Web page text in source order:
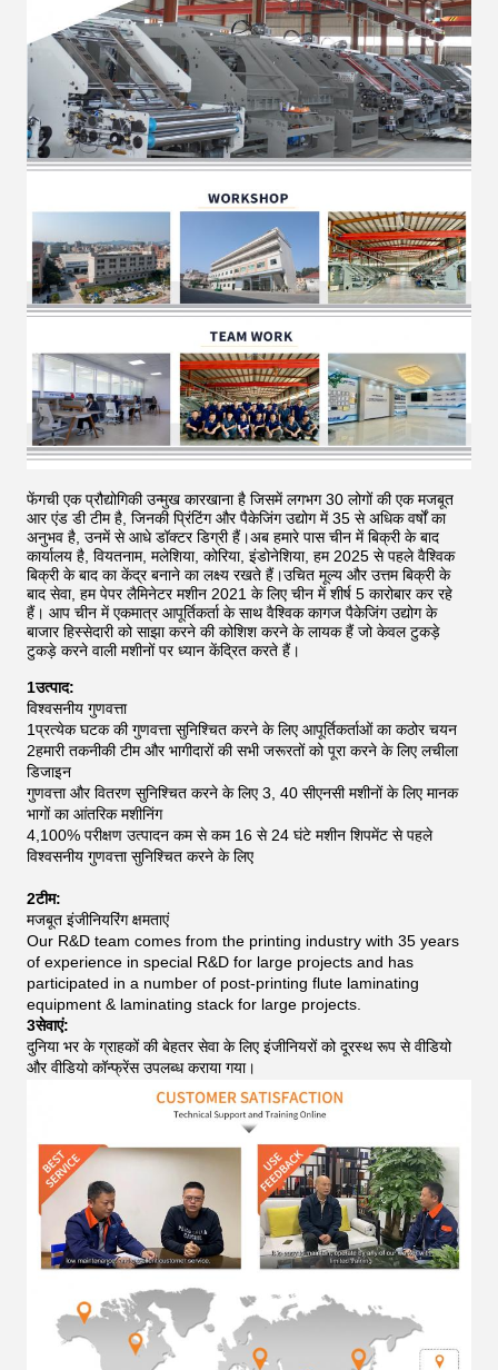
फेंगची एक प्रौद्योगिकी उन्मुख कारखाना है जिसमें लगभग 30 लोगों की एक मजबूत
आर एंड डी टीम है, जिनकी प्रिंटिंग और पैकेजिंग उद्योग में 35 से अधिक वर्षों का
अनुभव है, उनमें से आधे डॉक्टर डिग्री हैं।अब हमारे पास चीन में बिक्री के बाद
कार्यालय है, वियतनाम, मलेशिया, कोरिया, इंडोनेशिया, हम 2025 से पहले वैश्विक
बिक्री के बाद का केंद्र बनाने का लक्ष्य रखते हैं।उचित मूल्य और उत्तम बिक्री के
बाद सेवा, हम पेपर लैमिनेटर मशीन 2021 के लिए चीन में शीर्ष 5 कारोबार कर रहे
हैं। आप चीन में एकमात्र आपूर्तिकर्ता के साथ वैश्विक कागज पैकेजिंग उद्योग के
बाजार हिस्सेदारी को साझा करने की कोशिश करने के लायक हैं जो केवल टुकड़े
टुकड़े करने वाली मशीनों पर ध्यान केंद्रित करते हैं।
1उत्पाद:
विश्वसनीय गुणवत्ता
1प्रत्येक घटक की गुणवत्ता सुनिश्चित करने के लिए आपूर्तिकर्ताओं का कठोर चयन
2हमारी तकनीकी टीम और भागीदारों की सभी जरूरतों को पूरा करने के लिए लचीला
डिजाइन
गुणवत्ता और वितरण सुनिश्चित करने के लिए 3, 40 सीएनसी मशीनों के लिए मानक
भागों का आंतरिक मशीनिंग
4,100% परीक्षण उत्पादन कम से कम 16 से 24 घंटे मशीन शिपमेंट से पहले
विश्वसनीय गुणवत्ता सुनिश्चित करने के लिए
2टीम:
मजबूत इंजीनियरिंग क्षमताएं
Our R&D team comes from the printing industry with 35 years
of experience in special R&D for large projects and has
participated in a number of post-printing flute laminating
equipment & laminating stack for large projects.
3सेवाएं:
दुनिया भर के ग्राहकों की बेहतर सेवा के लिए इंजीनियरों को दूरस्थ रूप से वीडियो
और वीडियो कॉन्फ्रेंस उपलब्ध कराया गया।